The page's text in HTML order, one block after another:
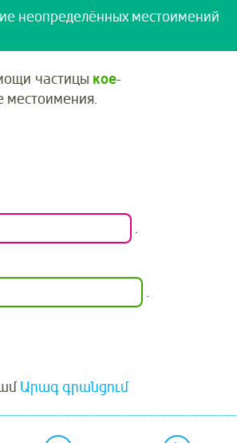
неопределённых местоимений
частицы кое-
местоимения.
.
.
Արագ գրանցում